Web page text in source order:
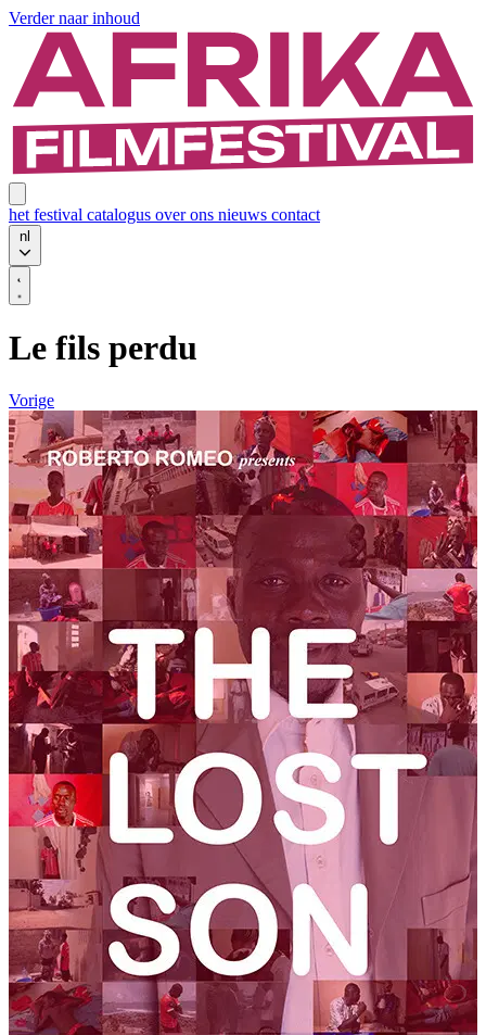
Verder naar inhoud
het festival catalogus over ons nieuws contact
nl
Le fils perdu
Vorige